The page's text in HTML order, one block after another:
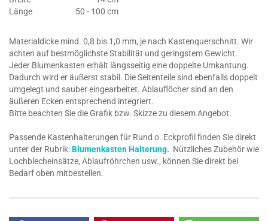
Länge
50 - 100 cm
Materialdicke mind. 0,8 bis 1,0 mm, je nach Kastenquerschnitt. Wir
achten auf bestmöglichste Stabilität und geringstem Gewicht.
Jeder Blumenkasten erhält längsseitig eine doppelte Umkantung.
Dadurch wird er äußerst stabil. Die Seitenteile sind ebenfalls doppelt
umgelegt und sauber eingearbeitet. Ablauflöcher sind an den
äußeren Ecken entsprechend integriert.
Bitte beachten Sie die Grafik bzw. Skizze zu diesem Angebot.
Passende Kastenhalterungen für Rund o. Eckprofil finden Sie direkt
unter der Rubrik:Blumenkasten Halterung. Nützliches Zubehör wie
Lochblecheinsätze, Ablaufröhrchen usw., können Sie direkt bei
Bedarf oben mitbestellen.